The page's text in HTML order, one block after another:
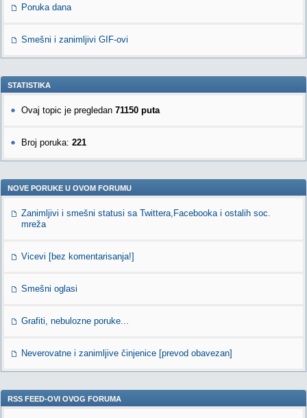
Poruka dana
Smešni i zanimljivi GIF-ovi
STATISTIKA
Ovaj topic je pregledan 71150 puta
Broj poruka: 221
NOVE PORUKE U OVOM FORUMU
Zanimljivi i smešni statusi sa Twittera,Facebooka i ostalih soc.
mreža
Vicevi [bez komentarisanja!]
Smešni oglasi
Grafiti, nebulozne poruke...
Neverovatne i zanimljive činjenice [prevod obavezan]
RSS FEED-OVI OVOG FORUMA